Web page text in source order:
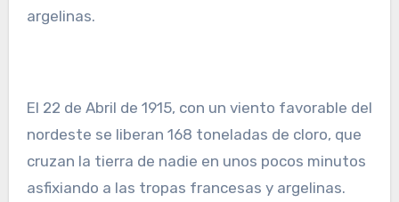
argelinas.
El 22 de Abril de 1915, con un viento favorable del
nordeste se liberan 168 toneladas de cloro, que
cruzan la tierra de nadie en unos pocos minutos
asfixiando a las tropas francesas y argelinas.